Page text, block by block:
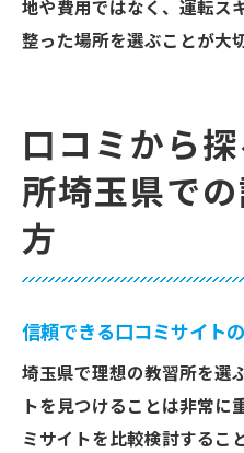
地や費用ではなく、運転ス
整った場所を選ぶことが大切
口コミから
所埼玉県で
方
信頼できる口コミサイト
埼玉県で理想の教習所を選
トを見つけることは非常に
ミサイトを比較検討するこ